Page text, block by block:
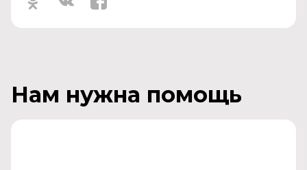
Нам нужна помощь